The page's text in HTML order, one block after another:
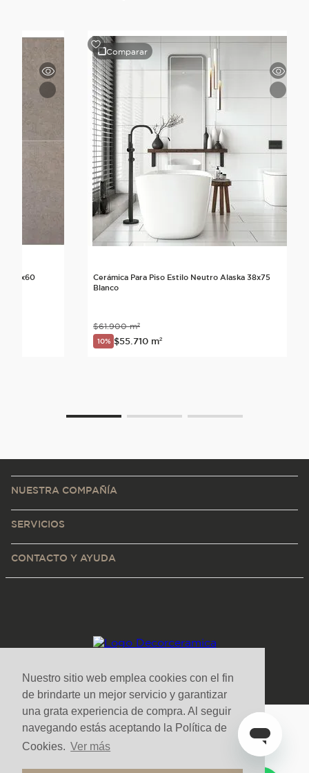
Nuestro sitio web emplea cookies con el fin
de brindarte un mejor servicio y garantizar
una grata experiencia de compra. Al seguir
navegando estás aceptando la Política de
Cookies. Ver más
60x60
Comparar
Cerámica Para Piso Estilo Neutro Alaska 38x75
Blanco
$61.900 m²
10% $55 710 m²
NUESTRA COMPAÑÍA
SERVICIOS
CONTACTO Y AYUDA
Medios de pago y sitio seguro